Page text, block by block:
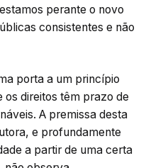
perante o novo
consistentes e não
porta a um princípio
os direitos têm prazo de
A premissa desta
e profundamente
a partir de uma certa